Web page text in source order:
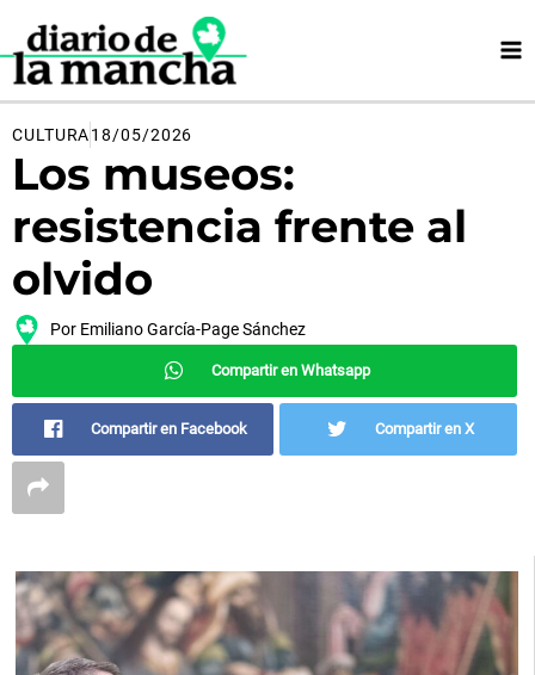
contenido
CULTURA18/05/2026
Los museos:
resistencia frente al
olvido
Por Emiliano García-Page Sánchez
Compartir en Whatsapp
Compartir en Facebook Compartir en X